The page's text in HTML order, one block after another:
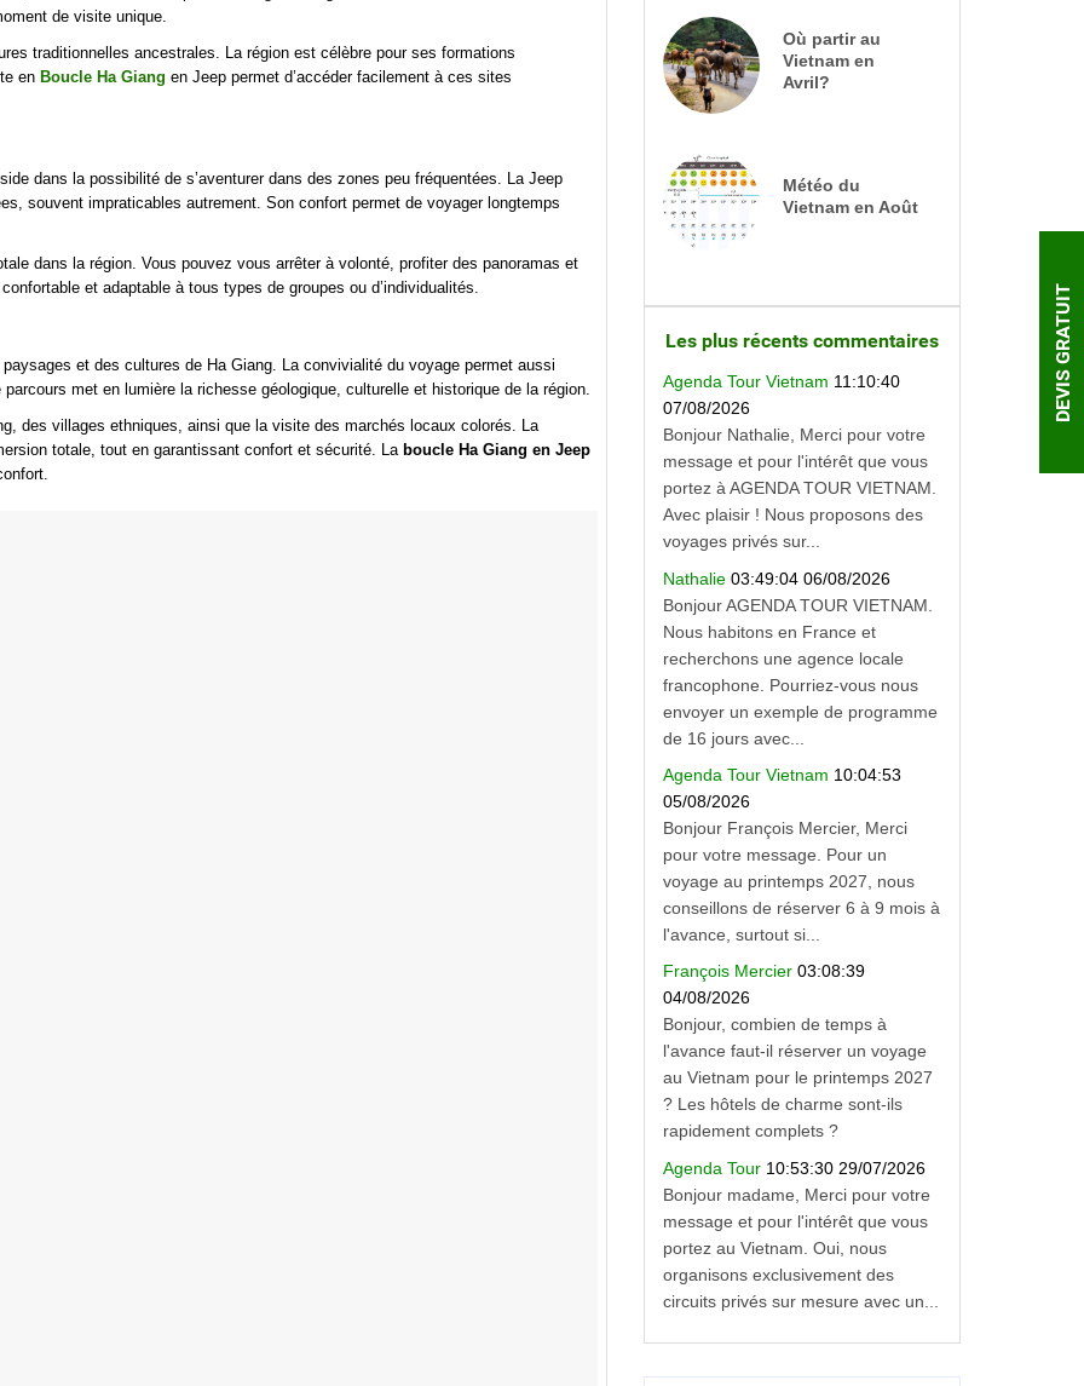
de visite unique.
traditionnelles ancestrales. La région est célèbre pour ses formations
en Boucle Ha Giang en Jeep permet d’accéder facilement à ces sites
dans la possibilité de s’aventurer dans des zones peu fréquentées. La Jeep
souvent impraticables autrement. Son confort permet de voyager longtemps
dans la région. Vous pouvez vous arrêter à volonté, profiter des panoramas et
et adaptable à tous types de groupes ou d’individualités.
et des cultures de Ha Giang. La convivialité du voyage permet aussi
met en lumière la richesse géologique, culturelle et historique de la région.
des villages ethniques, ainsi que la visite des marchés locaux colorés. La
totale, tout en garantissant confort et sécurité. La boucle Ha Giang en Jeep
Où partir au
Vietnam en
Avril?
Météo du
Vietnam en Août
Les plus récents commentaires
Agenda Tour Vietnam 11:10:40
07/08/2026
Bonjour Nathalie, Merci pour votre
message et pour l'intérêt que vous
portez à AGENDA TOUR VIETNAM.
Avec plaisir ! Nous proposons des
voyages privés sur...
Nathalie 03:49:04 06/08/2026
Bonjour AGENDA TOUR VIETNAM.
Nous habitons en France et
recherchons une agence locale
francophone. Pourriez-vous nous
envoyer un exemple de programme
de 16 jours avec...
Agenda Tour Vietnam 10:04:53
05/08/2026
Bonjour François Mercier, Merci
pour votre message. Pour un
voyage au printemps 2027, nous
conseillons de réserver 6 à 9 mois à
l'avance, surtout si...
François Mercier 03:08:39
04/08/2026
Bonjour, combien de temps à
l'avance faut-il réserver un voyage
au Vietnam pour le printemps 2027
? Les hôtels de charme sont-ils
rapidement complets ?
Agenda Tour 10:53:30 29/07/2026
Bonjour madame, Merci pour votre
message et pour l'intérêt que vous
portez au Vietnam. Oui, nous
organisons exclusivement des
circuits privés sur mesure avec un...
DEVIS GRATUIT